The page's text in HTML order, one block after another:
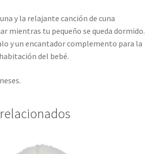
y la relajante canción de cuna
mientras tu pequeño se queda dormido.
y un encantador complemento para la
del bebé.